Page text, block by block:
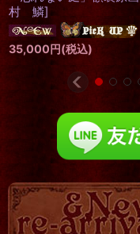
村 鱗]
35,000円(税込)